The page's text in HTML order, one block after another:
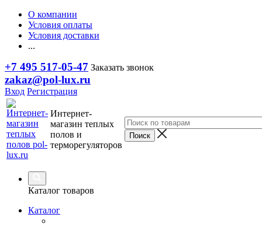
О компании
Условия оплаты
Условия доставки
...
+7 495 517-05-47 Заказать звонок
zakaz@pol-lux.ru
Вход Регистрация
Интернет-
магазин теплых
полов и
терморегуляторов
Каталог товаров
Каталог